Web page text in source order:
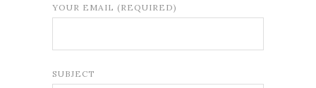
YOUR EMAIL (REQUIRED)
SUBJECT